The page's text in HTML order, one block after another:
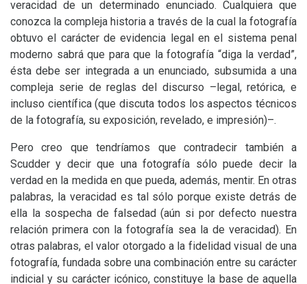
veracidad de un determinado enunciado. Cualquiera que
conozca la compleja historia a través de la cual la fotografía
obtuvo el carácter de evidencia legal en el sistema penal
moderno sabrá que para que la fotografía “diga la verdad”,
ésta debe ser integrada a un enunciado, subsumida a una
compleja serie de reglas del discurso –legal, retórica, e
incluso científica (que discuta todos los aspectos técnicos
de la fotografía, su exposición, revelado, e impresión)–.
Pero creo que tendríamos que contradecir también a
Scudder y decir que una fotografía sólo puede decir la
verdad en la medida en que pueda, además, mentir. En otras
palabras, la veracidad es tal sólo porque existe detrás de
ella la sospecha de falsedad (aún si por defecto nuestra
relación primera con la fotografía sea la de veracidad). En
otras palabras, el valor otorgado a la fidelidad visual de una
fotografía, fundada sobre una combinación entre su carácter
indicial y su carácter icónico, constituye la base de aquella